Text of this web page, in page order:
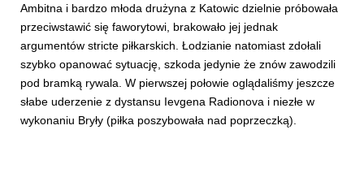
Ambitna i bardzo młoda drużyna z Katowic dzielnie próbowała
przeciwstawić się faworytowi, brakowało jej jednak
argumentów stricte piłkarskich. Łodzianie natomiast zdołali
szybko opanować sytuację, szkoda jedynie że znów zawodzili
pod bramką rywala. W pierwszej połowie oglądaliśmy jeszcze
słabe uderzenie z dystansu Ievgena Radionova i niezłe w
wykonaniu Bryły (piłka poszybowała nad poprzeczką).